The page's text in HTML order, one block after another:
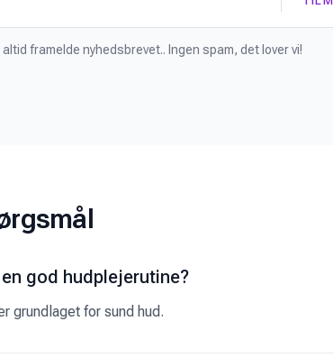
altid framelde nyhedsbrevet.. Ingen spam, det lover vi!
god hudplejerutine?
grundlaget for sund hud.